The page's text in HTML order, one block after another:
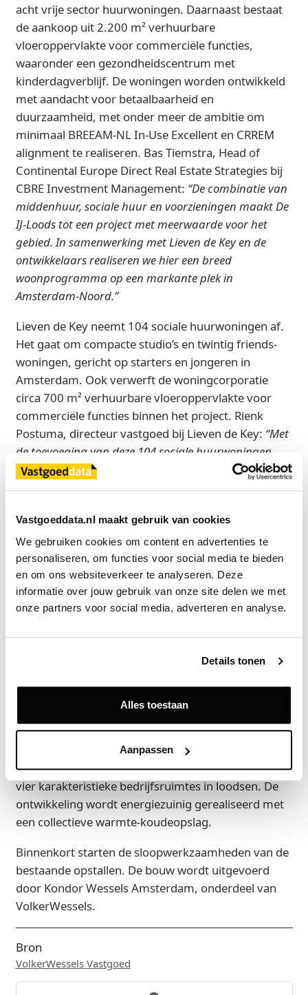
Vastgoeddata.nl maakt gebruik van cookies
We gebruiken cookies om content en advertenties te
personaliseren, om functies voor social media te bieden
en om ons websiteverkeer te analyseren. Deze
informatie over jouw gebruik van onze site delen we met
onze partners voor social media, adverteren en analyse.
Details tonen
Alles toestaan
Aanpassen
acht vrije sector huurwoningen. Daarnaast bestaat
de aankoop uit 2.200 m² verhuurbare
vloeroppervlakte voor commerciële functies,
waaronder een gezondheidscentrum met
kinderdagverblijf. De woningen worden ontwikkeld
met aandacht voor betaalbaarheid en
duurzaamheid, met onder meer de ambitie om
minimaal BREEAM-NL In-Use Excellent en CRREM
alignment te realiseren. Bas Tiemstra, Head of
Continental Europe Direct Real Estate Strategies bij
CBRE Investment Management: “De combinatie van
middenhuur, sociale huur en voorzieningen maakt De
IJ-Loods tot een project met meerwaarde voor het
gebied. In samenwerking met Lieven de Key en de
ontwikkelaars realiseren we hier een breed
woonprogramma op een markante plek in
Amsterdam-Noord.”
Lieven de Key neemt 104 sociale huurwoningen af.
Het gaat om compacte studio’s en twintig friends-
woningen, gericht op starters en jongeren in
Amsterdam. Ook verwerft de woningcorporatie
circa 700 m² verhuurbare vloeroppervlakte voor
commerciële functies binnen het project. Rienk
Postuma, directeur vastgoed bij Lieven de Key: “Met
de toevoeging van deze 104 sociale huurwoningen
bouwen we samen met onze partners verder aan de
ontwikkeling van Amsterdam-Noord. Op de NDSM-
woningen gerealiseerd en dit project sluit mooi aan op
die gezamenlijke ambitie. Door starters een
betaalbare plek te bieden, geven we jongeren nieuwe
kansen op de Amsterdamse woningmarkt en dragen
we bij aan een levendig, ongedeeld woongebied waar
zij hun toekomst kunnen opbouwen.”
De IJ-Loods komt op de NDSM-werf in Amsterdam-
Noord en wordt gerealiseerd tussen de Ms.
binnenstraat, groene binnentuinen, collectieve
kassen, dakterrassen en balkons. Het industriële
karakter van de NDSM-werf blijft behouden door
vier karakteristieke bedrijfsruimtes in loodsen. De
ontwikkeling wordt energiezuinig gerealiseerd met
een collectieve warmte-koudeopslag.
Binnenkort starten de sloopwerkzaamheden van de
bestaande opstallen. De bouw wordt uitgevoerd
door Kondor Wessels Amsterdam, onderdeel van
VolkerWessels.
Bron
VolkerWessels Vastgoed